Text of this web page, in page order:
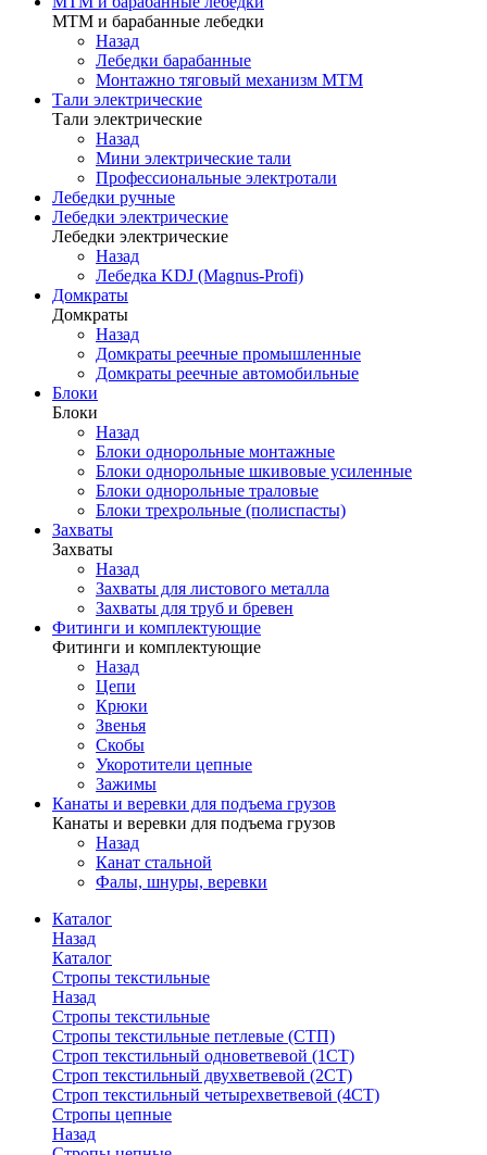
МТМ и барабанные лебедки
Назад
Лебедки барабанные
Монтажно тяговый механизм МТМ
Тали электрические
Тали электрические
Назад
Мини электрические тали
Профессиональные электротали
Лебедки ручные
Лебедки электрические
Лебедки электрические
Назад
Лебедка KDJ (Magnus-Profi)
Домкраты
Домкраты
Назад
Домкраты реечные промышленные
Домкраты реечные автомобильные
Блоки
Блоки
Назад
Блоки однорольные монтажные
Блоки однорольные шкивовые усиленные
Блоки однорольные траловые
Блоки трехрольные (полиспасты)
Захваты
Захваты
Назад
Захваты для листового металла
Захваты для труб и бревен
Фитинги и комплектующие
Фитинги и комплектующие
Назад
Цепи
Крюки
Звенья
Скобы
Укоротители цепные
Зажимы
Канаты и веревки для подъема грузов
Канаты и веревки для подъема грузов
Назад
Канат стальной
Фалы, шнуры, веревки
Каталог
Назад
Каталог
Стропы текстильные
Назад
Стропы текстильные
Стропы текстильные петлевые (СТП)
Строп текстильный одноветвевой (1СТ)
Строп текстильный двухветвевой (2СТ)
Строп текстильный четырехветвевой (4СТ)
Стропы цепные
Назад